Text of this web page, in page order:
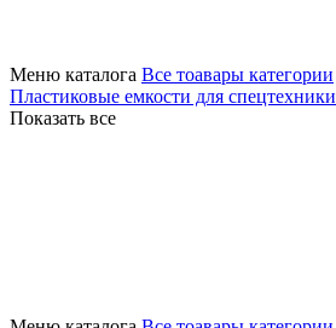
Меню каталога Все тоавары категории
Пластиковые емкости для спецтехники
Показать все